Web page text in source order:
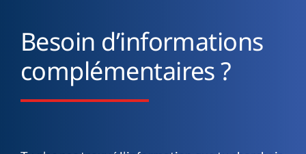
Besoin d’informations
complémentaires ?